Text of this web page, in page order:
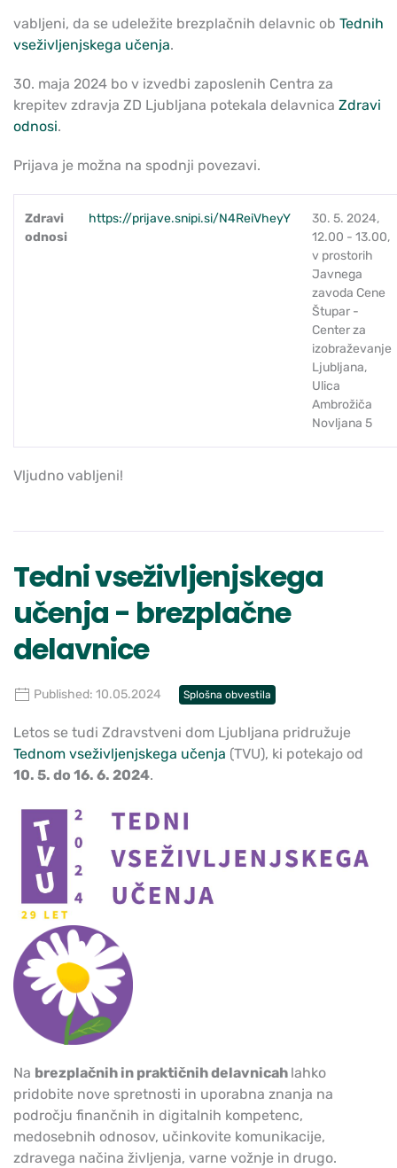
vabljeni, da se udeležite brezplačnih delavnic ob Tednih
vseživljenjskega učenja.
30. maja 2024 bo v izvedbi zaposlenih Centra za
krepitev zdravja ZD Ljubljana potekala delavnica Zdravi
odnosi.
Prijava je možna na spodnji povezavi.
Zdravi
odnosi
https://prijave.snipi.si/N4ReiVheyY
30. 5. 2024,
12.00 - 13.00,
v prostorih
Javnega
zavoda Cene
Štupar -
Center za
izobraževanje
Ljubljana,
Ulica
Ambrožiča
Novljana 5
Vljudno vabljeni!
Tedni vseživljenjskega
učenja - brezplačne
delavnice
Published: 10.05.2024 Splošna obvestila
Letos se tudi Zdravstveni dom Ljubljana pridružuje
Tednom vseživljenjskega učenja (TVU), ki potekajo od
10. 5. do 16. 6. 2024.
Na brezplačnih in praktičnih delavnicah lahko
pridobite nove spretnosti in uporabna znanja na
področju finančnih in digitalnih kompetenc,
medosebnih odnosov, učinkovite komunikacije,
zdravega načina življenja, varne vožnje in drugo.